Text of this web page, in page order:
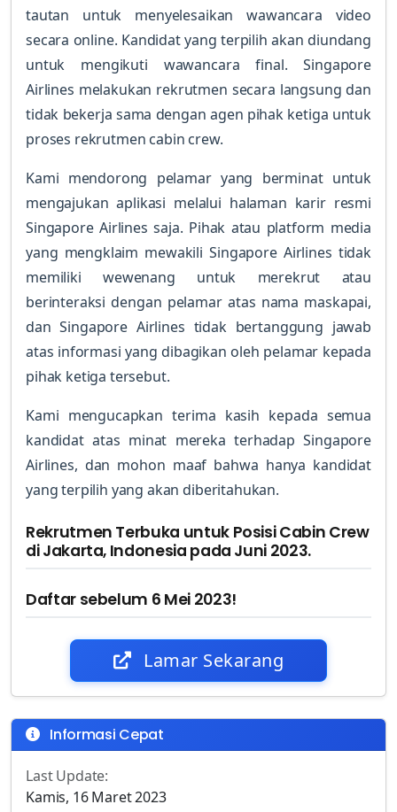
tautan untuk menyelesaikan wawancara video
secara online. Kandidat yang terpilih akan diundang
untuk mengikuti wawancara final. Singapore
Airlines melakukan rekrutmen secara langsung dan
tidak bekerja sama dengan agen pihak ketiga untuk
proses rekrutmen cabin crew.
Kami mendorong pelamar yang berminat untuk
mengajukan aplikasi melalui halaman karir resmi
Singapore Airlines saja. Pihak atau platform media
yang mengklaim mewakili Singapore Airlines tidak
memiliki wewenang untuk merekrut atau
berinteraksi dengan pelamar atas nama maskapai,
dan Singapore Airlines tidak bertanggung jawab
atas informasi yang dibagikan oleh pelamar kepada
pihak ketiga tersebut.
Kami mengucapkan terima kasih kepada semua
kandidat atas minat mereka terhadap Singapore
Airlines, dan mohon maaf bahwa hanya kandidat
yang terpilih yang akan diberitahukan.
Rekrutmen Terbuka untuk Posisi Cabin Crew
di Jakarta, Indonesia pada Juni 2023.
Daftar sebelum 6 Mei 2023!
Lamar Sekarang
Informasi Cepat
Last Update:
Kamis, 16 Maret 2023